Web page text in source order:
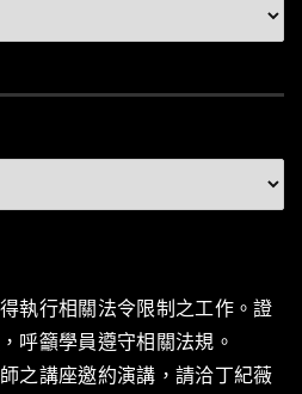
執行相關法令限制之工作。證
呼籲學員遵守相關法規。
之講座邀約演講，請洽丁紀薇